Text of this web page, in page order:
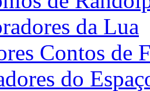
da Lua
Contos de
do